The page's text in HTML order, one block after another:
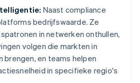
Naast compliance
bedrijfswaarde. Ze
in netwerken onthullen,
volgen die markten in
brengen, en teams helpen
in specifieke regio's